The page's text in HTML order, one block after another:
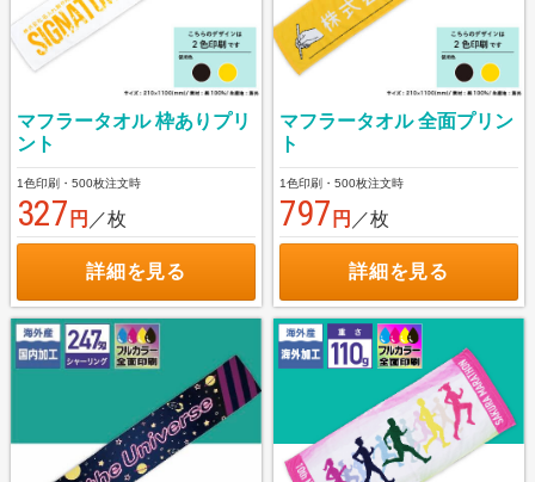
マフラータオル 枠ありプリ
ント
1色印刷・500枚注文時
327 円 ／枚
詳細を見る
マフラータオル 全面プリン
ト
1色印刷・500枚注文時
797 円 ／枚
詳細を見る